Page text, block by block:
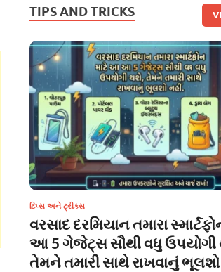
TIPS AND TRICKS
ટિપ્સ અને ટ્રીક્સ
વરસાદ દરમિયાન તમારા
આ 5 ગેજેટ્સ સૌથી વધુ ઉપયોગી
તેમને તમારી સાથે રાખવાનું